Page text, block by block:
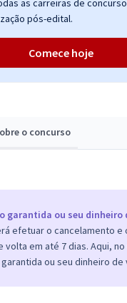
o concurso
garantida ou seu dinheiro
efetuar o cancelamento e
volta em até 7 dias. Aqui, no
ou seu dinheiro de
as carreiras de
pós-edital.
Comece hoje